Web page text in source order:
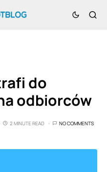
do
odbiorców
2 MINUTE READ NO COMMENTS